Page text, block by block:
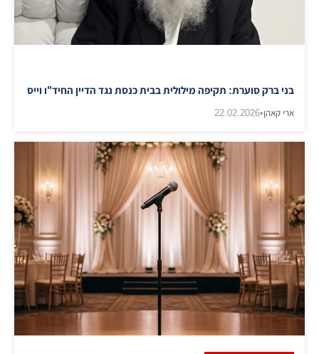
בני ברק סוערת: תקיפה מילולית בבית כנסת נגד הדיין החיד"ו וייס
ארי קאהן•
22.02.2026